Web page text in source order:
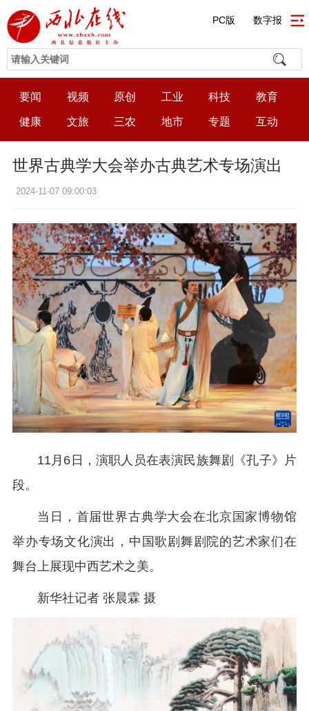
PC版 数字报
要闻 视频 原创 工业 科技 教育
健康 文旅 三农 地市 专题 互动
世界古典学大会举办古典艺术专场演出
2024-11-07 09:00:03
11月6日，演职人员在表演民族舞剧《孔子》片
段。
当日，首届世界古典学大会在北京国家博物馆
举办专场文化演出，中国歌剧舞剧院的艺术家们在
舞台上展现中西艺术之美。
新华社记者 张晨霖 摄